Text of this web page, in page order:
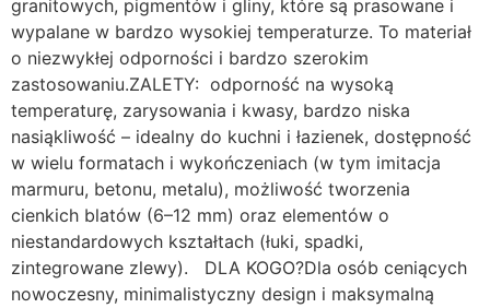
granitowych, pigmentów i gliny, które są prasowane i
wypalane w bardzo wysokiej temperaturze. To materiał
o niezwykłej odporności i bardzo szerokim
zastosowaniu.ZALETY: odporność na wysoką
temperaturę, zarysowania i kwasy, bardzo niska
nasiąkliwość – idealny do kuchni i łazienek, dostępność
w wielu formatach i wykończeniach (w tym imitacja
marmuru, betonu, metalu), możliwość tworzenia
cienkich blatów (6–12 mm) oraz elementów o
niestandardowych kształtach (łuki, spadki,
zintegrowane zlewy). DLA KOGO?Dla osób ceniących
nowoczesny, minimalistyczny design i maksymalną